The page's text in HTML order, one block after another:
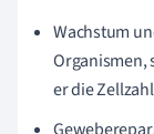
Wachstum
Organismen,
er die